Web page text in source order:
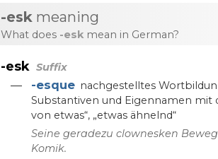
-esk meaning
What does -esk mean in German?
-esk Suffix
— -esque nachgestelltes
Substantiven und Eigennamen mit
von etwas“, „etwas ähnelnd“
Seine geradezu clownesken
Komik.